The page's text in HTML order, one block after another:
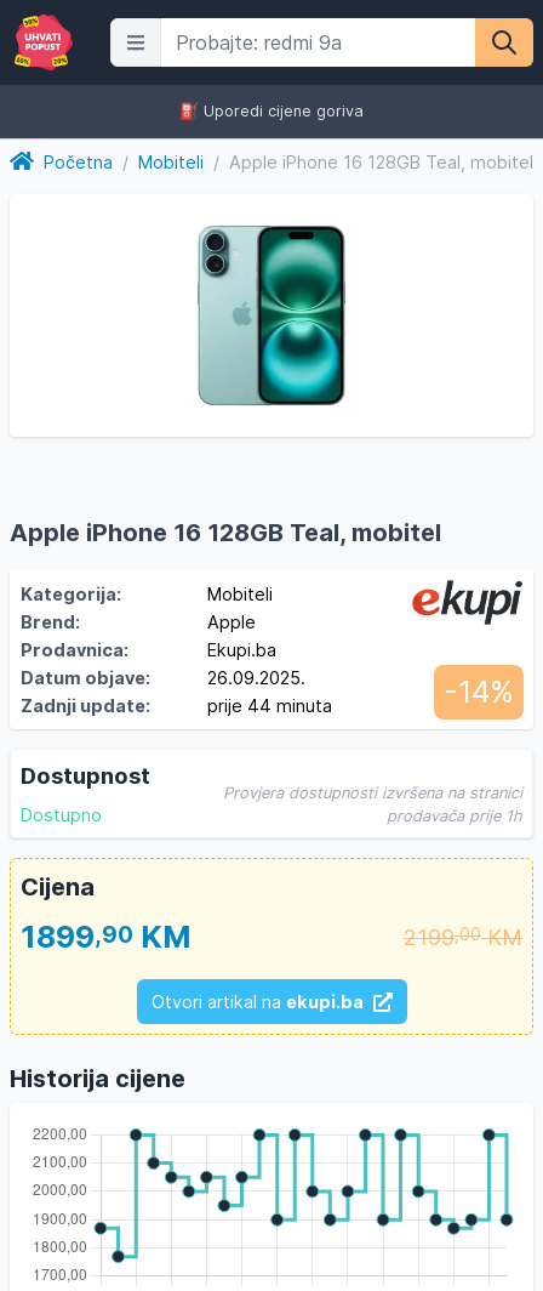
⛽️ Uporedi cijene goriva
Početna / Mobiteli / Apple iPhone 16 128GB Teal, mobitel
Apple iPhone 16 128GB Teal, mobitel
Kategorija:
Mobiteli
Brend:
Apple
Prodavnica:
Ekupi.ba
Datum objave:
26.09.2025.
Zadnji update:
prije 44 minuta -14%
Dostupnost
Dostupno
Provjera dostupnosti izvršena na stranici
prodavača prije 1h
Cijena
1899,90 KM 2199,00KM
Otvori artikal na ekupi.ba
Historija cijene